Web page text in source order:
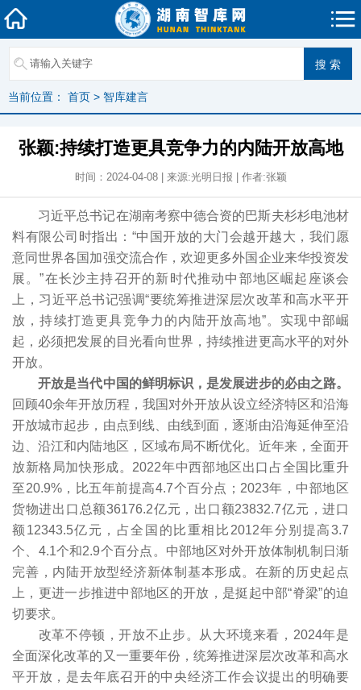
当前位置： 首页 > 智库建言
张颖:持续打造更具竞争力的内陆开放高地
时间：2024-04-08 | 来源:光明日报 | 作者:张颖
习近平总书记在湖南考察中德合资的巴斯夫杉杉电池材
料有限公司时指出：“中国开放的大门会越开越大，我们愿
意同世界各国加强交流合作，欢迎更多外国企业来华投资发
展。”在长沙主持召开的新时代推动中部地区崛起座谈会
上，习近平总书记强调“要统筹推进深层次改革和高水平开
放，持续打造更具竞争力的内陆开放高地”。实现中部崛
起，必须把发展的目光看向世界，持续推进更高水平的对外
开放。
开放是当代中国的鲜明标识，是发展进步的必由之路。
回顾40余年开放历程，我国对外开放从设立经济特区和沿海
开放城市起步，由点到线、由线到面，逐渐由沿海延伸至沿
边、沿江和内陆地区，区域布局不断优化。近年来，全面开
放新格局加快形成。2022年中西部地区出口占全国比重升
至20.9%，比五年前提高4.7个百分点；2023年，中部地区
货物进出口总额36176.2亿元，出口额23832.7亿元，进口
额12343.5亿元，占全国的比重相比2012年分别提高3.7
个、4.1个和2.9个百分点。中部地区对外开放体制机制日渐
完善，内陆开放型经济新体制基本形成。在新的历史起点
上，更进一步推进中部地区的开放，是挺起中部“脊梁”的迫
切要求。
改革不停顿，开放不止步。从大环境来看，2024年是
全面深化改革的又一重要年份，统筹推进深层次改革和高水
平开放，是去年底召开的中央经济工作会议提出的明确要